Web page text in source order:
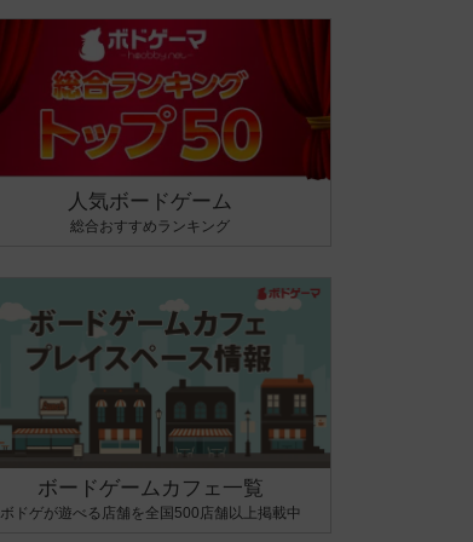
人気ボードゲーム
総合おすすめランキング
ボードゲームカフェ一覧
ボドゲが遊べる店舗を全国500店舗以上掲載中